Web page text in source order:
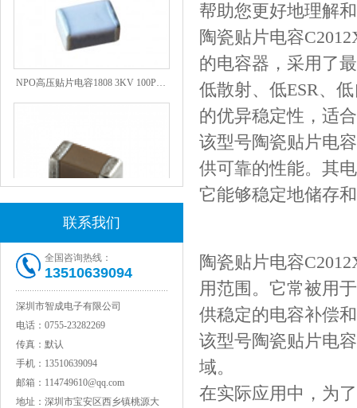
联系我们
全国咨询热线：
13510639094
深圳市智成电子有限公司
电话： 0755-23282269
传真： 默认
手机： 13510639094
邮箱： 114749610@qq.com
地址： 深圳市宝安区西乡镇桃源大
帮助您更好地理解
陶瓷贴片电容
的电容器，采用了
低散射、低ESR、
的优异稳定性，适
该型号陶瓷贴片电
供可靠的性能。其
它能够稳定地储存
陶瓷贴片电容
用范围。它常被用
供稳定的电容补偿
该型号陶瓷贴片电
域。
在实际应用中，为